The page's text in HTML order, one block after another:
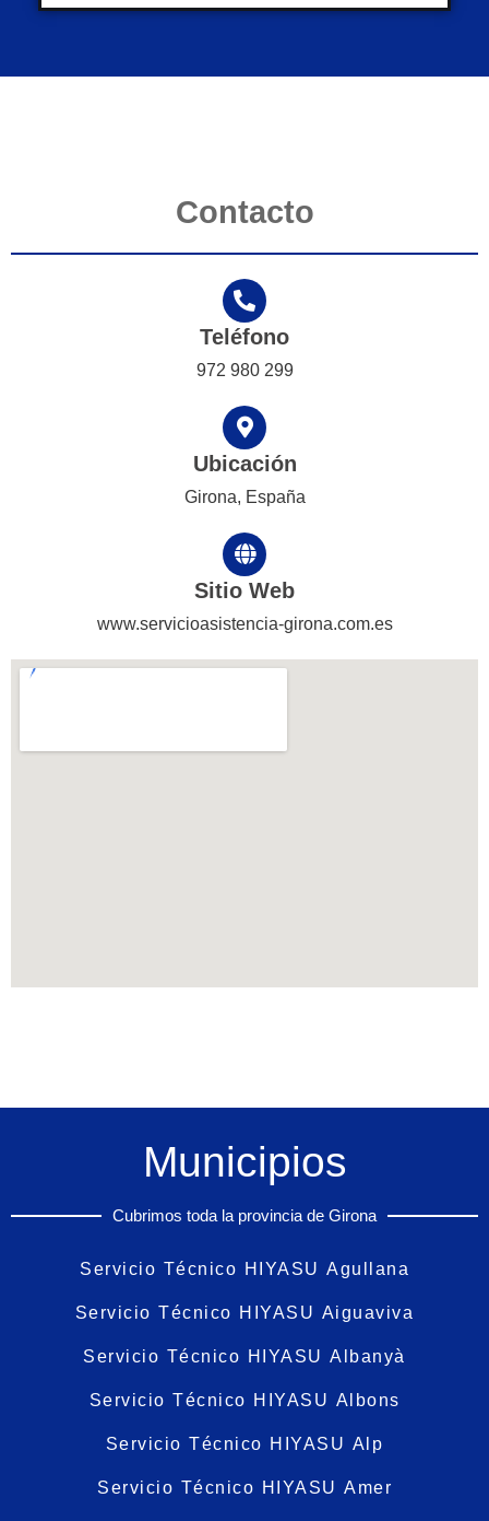
Contacto
Teléfono
972 980 299
Ubicación
Girona, España
Sitio Web
www.servicioasistencia-girona.com.es
Municipios
Cubrimos toda la provincia de Girona
Servicio Técnico HIYASU Agullana
Servicio Técnico HIYASU Aiguaviva
Servicio Técnico HIYASU Albanyà
Servicio Técnico HIYASU Albons
Servicio Técnico HIYASU Alp
Servicio Técnico HIYASU Amer